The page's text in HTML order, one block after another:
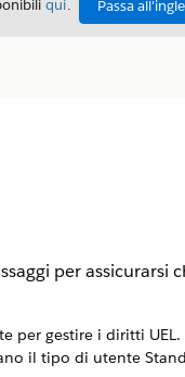
qui. Passa
per
per gestire i diritti UEL.
il tipo di utente